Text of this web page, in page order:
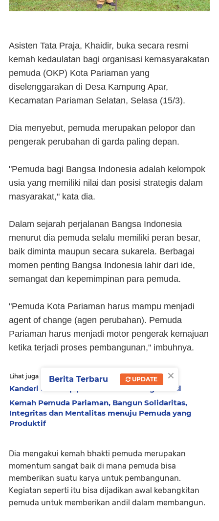
Asisten Tata Praja, Khaidir, buka secara resmi
kemah kedaulatan bagi organisasi kemasyarakatan
pemuda (OKP) Kota Pariaman yang
diselenggarakan di Desa Kampung Apar,
Kecamatan Pariaman Selatan, Selasa (15/3).
Dia menyebut, pemuda merupakan pelopor dan
pengerak perubahan di garda paling depan.
"Pemuda bagi Bangsa Indonesia adalah kelompok
usia yang memiliki nilai dan posisi strategis dalam
masyarakat," kata dia.
Dalam sejarah perjalanan Bangsa Indonesia
menurut dia pemuda selalu memiliki peran besar,
baik diminta maupun secara sukarela. Berbagai
momen penting Bangsa Indonesia lahir dari ide,
semangat dan kepemimpinan para pemuda.
"Pemuda Kota Pariaman harus mampu menjadi
agent of change (agen perubahan). Pemuda
Pariaman harus menjadi motor pengerak kemajuan
ketika terjadi proses pembangunan," imbuhnya.
Lihat juga
Kanderi berharap pemuda aktif berorganisasi
Kemah Pemuda Pariaman, Bangun Solidaritas,
Integritas dan Mentalitas menuju Pemuda yang
Produktif
Dia mengakui kemah bhakti pemuda merupakan
momentum sangat baik di mana pemuda bisa
memberikan suatu karya untuk pembangunan.
Kegiatan seperti itu bisa dijadikan awal kebangkitan
pemuda untuk memberikan andil dalam membangun.
×
Berita Terbaru UPDATE